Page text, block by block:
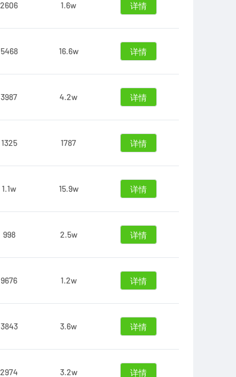
2606 1.6w 详情
5468 16.6w 详情
3987 4.2w 详情
1325 1787 详情
1.1w 15.9w 详情
998 2.5w 详情
9676 1.2w 详情
3843 3.6w 详情
2974 3.2w 详情